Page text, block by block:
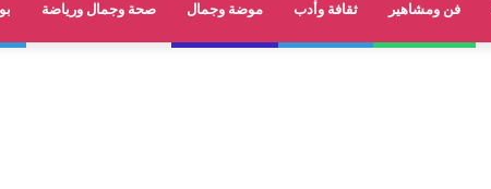
فن ومشاهير ثقافة وأدب موضة وجمال صحة وجمال ورياضة